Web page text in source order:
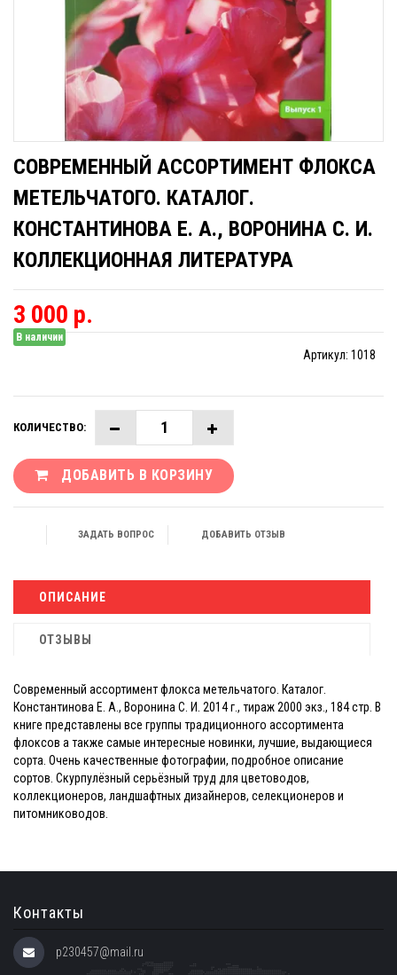
СОВРЕМЕННЫЙ АССОРТИМЕНТ ФЛОКСА
МЕТЕЛЬЧАТОГО. КАТАЛОГ.
КОНСТАНТИНОВА Е. А., ВОРОНИНА С. И.
КОЛЛЕКЦИОННАЯ ЛИТЕРАТУРА
3 000 р.
В наличии
Артикул: 1018
КОЛИЧЕСТВО:
ДОБАВИТЬ В КОРЗИНУ
ЗАДАТЬ ВОПРОС ДОБАВИТЬ ОТЗЫВ
ОПИСАНИЕ
ОТЗЫВЫ
Современный ассортимент флокса метельчатого. Каталог.
Константинова Е. А., Воронина С. И. 2014 г., тираж 2000 экз., 184 стр. В
книге представлены все группы традиционного ассортимента
флоксов а также самые интересные новинки, лучшие, выдающиеся
сорта. Очень качественные фотографии, подробное описание
сортов. Скурпулёзный серьёзный труд для цветоводов,
коллекционеров, ландшафтных дизайнеров, селекционеров и
питомниководов.
Контакты
p230457@mail.ru